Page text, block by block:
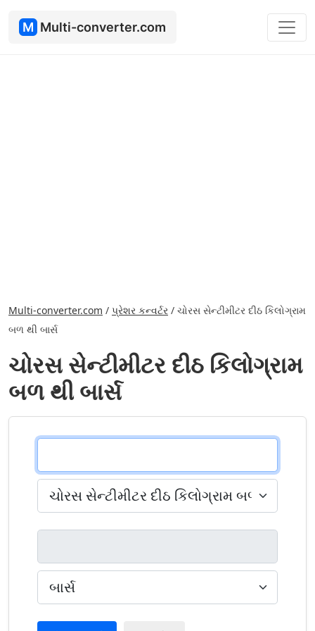
M Multi-converter.com
Multi-converter.com / પ્રેશર કન્વર્ટર / ચોરસ સેન્ટીમીટર દીઠ કિલોગ્રામ
બળ થી બાર્સ
ચોરસ સેન્ટીમીટર દીઠ કિલોગ્રામ
બળ થી બાર્સ